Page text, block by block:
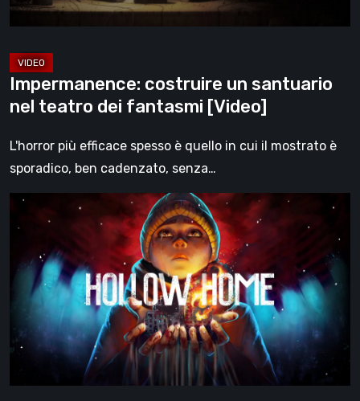
[Video]
Impermanence: costruire un santuario
nel teatro dei fantasmi [Video]
L'horror più efficace spesso è quello in cui il mostrato è
sporadico, ben cadenzato, senza…
Hollow
Home
Anteprima:
l’ultimo
giorno
normale